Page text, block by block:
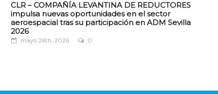
CLR – COMPAÑÍA LEVANTINA DE REDUCTORES
impulsa nuevas oportunidades en el sector
aeroespacial tras su participación en ADM Sevilla
2026
mayo 26th, 2026 0